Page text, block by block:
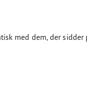
med dem, der